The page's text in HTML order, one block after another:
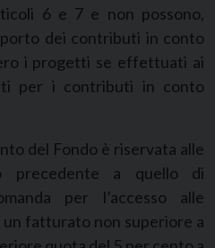
6 e 7 e non possono,
dei contributi in conto
i progetti se effettuati ai
per i contributi in conto
del Fondo è riservata alle
precedente a quello di
per l’accesso alle
fatturato non superiore a